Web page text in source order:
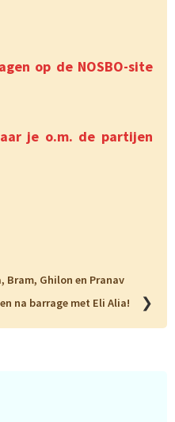
op de NOSBO-site
je o.m. de partijen
Bram, Ghilon en Pranav
na barrage met Eli Alia!
❯